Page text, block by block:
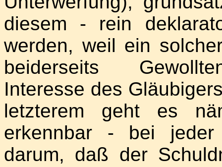
diesem - rein
werden, weil ein
beiderseits
Interesse des
letzterem geht es
erkennbar - bei jeder
darum, daß der